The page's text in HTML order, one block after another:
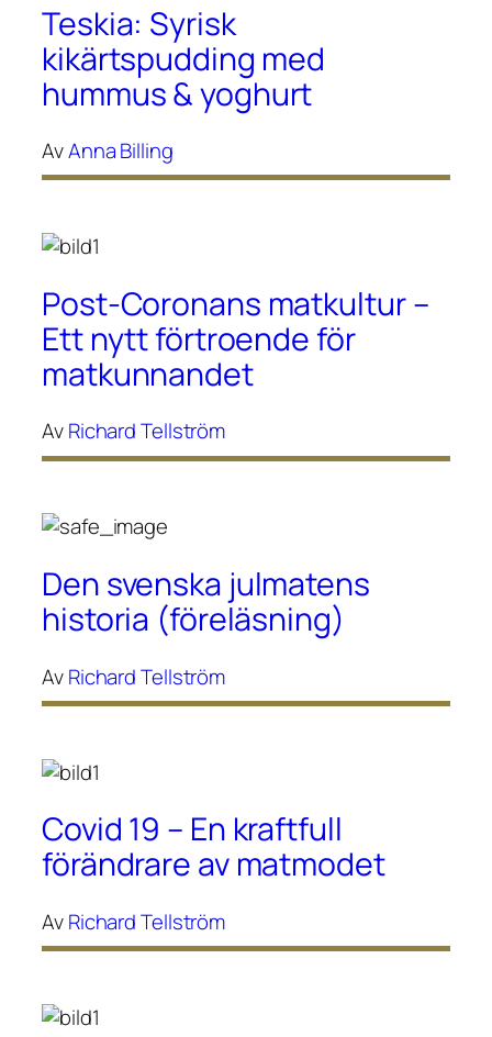
Teskia: Syrisk
kikärtspudding med
hummus & yoghurt
AvAnna Billing
Post-Coronans matkultur –
Ett nytt förtroende för
matkunnandet
AvRichard Tellström
Den svenska julmatens
historia (föreläsning)
AvRichard Tellström
Covid 19 – En kraftfull
förändrare av matmodet
AvRichard Tellström